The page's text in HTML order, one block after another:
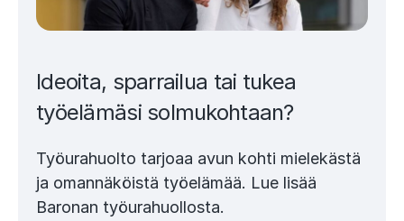
Ideoita, sparrailua tai tukea
työelämäsi solmukohtaan?
Työurahuolto tarjoaa avun kohti mielekästä
ja omannäköistä työelämää. Lue lisää
Baronan työurahuollosta.